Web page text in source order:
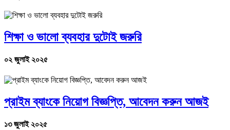
শিক্ষা ও ভালো ব্যবহার দুটোই জরুরি
০২ জুলাই ২০২৫
প্রাইম ব্যাংকে নিয়োগ বিজ্ঞপ্তি, আবেদন করুন আজই
১৩ জুলাই ২০২৫